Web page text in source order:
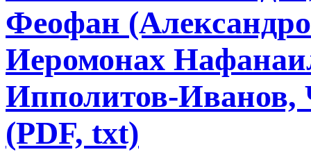
Феофан
Иеромонах
Ипполитов-Ив​анов,
(PDF, txt)